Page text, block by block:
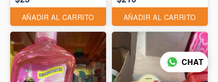
AÑADIR AL CARRITO AÑADIR AL CARRITO
CHAT